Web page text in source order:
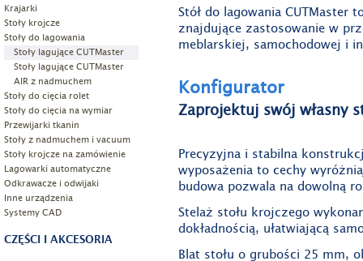
Krajarki
Stoły krojcze
Stoły do lagowania
Stoły lagujące CUTMaster
Stoły lagujące CUTMaster
AIR z nadmuchem
Stoły do cięcia rolet
Stoły do cięcia na wymiar
Przewijarki tkanin
Stoły z nadmuchem i vacuum
Stoły krojcze na zamówienie
Lagowarki automatyczne
Odkrawacze i odwijaki
Inne urządzenia
Systemy CAD
CZĘŚCI I AKCESORIA
Stół do lagowania CUTMaster
znajdujące zastosowanie w
meblarskiej, samochodowej i
Konfigurator
Zaprojektuj swój własny
Precyzyjna i stabilna
wyposażenia to cechy
budowa pozwala na dowolną
Stelaż stołu krojczego
dokładnością, ułatwiającą
Blat stołu o grubości 25 mm,